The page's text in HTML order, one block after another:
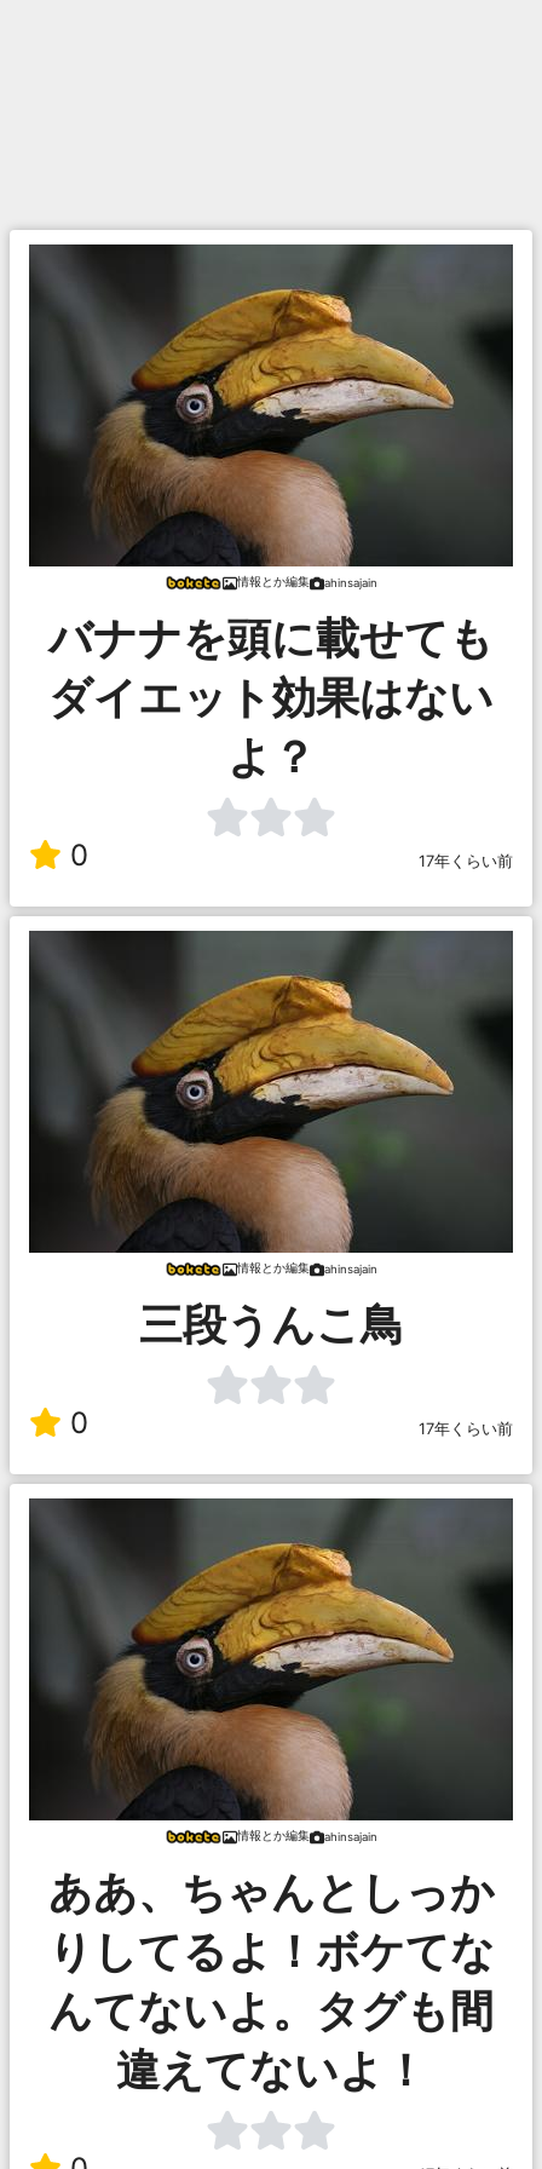
情報とか編集 ahinsajain
バナナを頭に載せても
ダイエット効果はない
よ？
0 17年くらい前
情報とか編集 ahinsajain
三段うんこ鳥
0 17年くらい前
情報とか編集 ahinsajain
ああ、ちゃんとしっか
りしてるよ！ボケてな
んてないよ。タグも間
違えてないよ！